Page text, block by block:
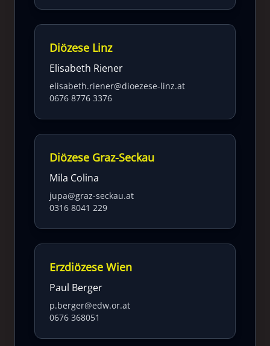
Diözese Linz
Elisabeth Riener
elisabeth.riener@dioezese-linz.at
0676 8776 3376
Diözese Graz-Seckau
Mila Colina
jupa@graz-seckau.at
0316 8041 229
Erzdiözese Wien
Paul Berger
p.berger@edw.or.at
0676 368051